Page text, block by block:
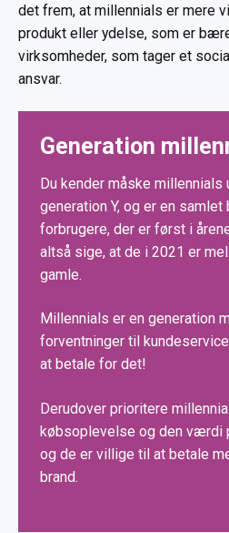
det frem, at millennials er mere
produkt eller ydelse, som er
virksomheder, som tager et
ansvar.
Generation
Du kender måske millennials
generation Y, og er en
forbrugere, der er først i
altså sige, at de i 2021 er
gamle.
Millennials er en generation
forventninger til
at betale for det!
Derudover prioritere
købsoplevelse og den værdi
og de er villige til at betale
brand.